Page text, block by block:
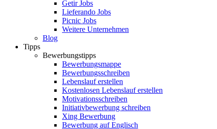
Getir Jobs
Lieferando Jobs
Picnic Jobs
Weitere Unternehmen
Blog
Tipps
Bewerbungstipps
Bewerbungsmappe
Bewerbungsschreiben
Lebenslauf erstellen
Kostenlosen Lebenslauf erstellen
Motivationsschreiben
Initiativbewerbung schreiben
Xing Bewerbung
Bewerbung auf Englisch